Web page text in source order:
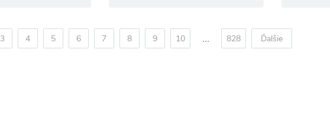
3 4 5 6 7 8 9 10 ... 828 Ďalšie